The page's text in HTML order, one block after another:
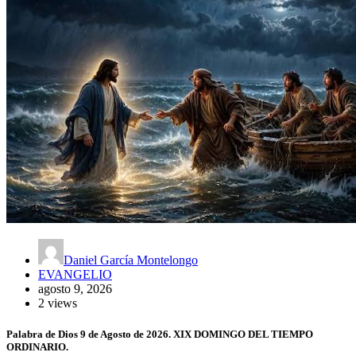
Daniel García Montelongo
EVANGELIO
agosto 9, 2026
2 views
Palabra de Dios 9 de Agosto de 2026. XIX DOMINGO DEL TIEMPO
ORDINARIO.